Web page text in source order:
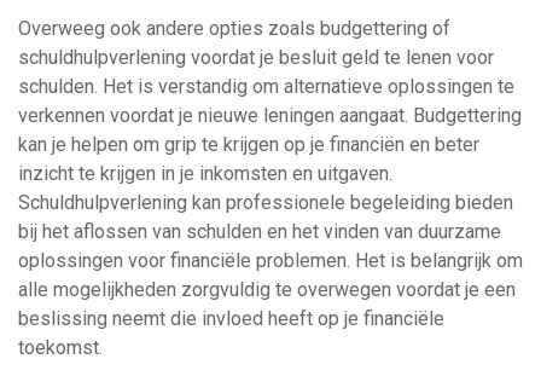
Overweeg ook andere opties zoals budgettering of
schuldhulpverlening voordat je besluit geld te lenen voor
schulden. Het is verstandig om alternatieve oplossingen te
verkennen voordat je nieuwe leningen aangaat. Budgettering
kan je helpen om grip te krijgen op je financiën en beter
inzicht te krijgen in je inkomsten en uitgaven.
Schuldhulpverlening kan professionele begeleiding bieden
bij het aflossen van schulden en het vinden van duurzame
oplossingen voor financiële problemen. Het is belangrijk om
alle mogelijkheden zorgvuldig te overwegen voordat je een
beslissing neemt die invloed heeft op je financiële
toekomst.